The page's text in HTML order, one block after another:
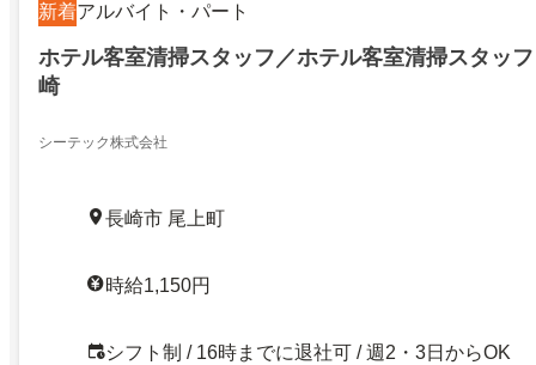
新着アルバイト・パート
ホテル客室清掃スタッフ／ホテル客室清掃スタッ
崎
シーテック株式会社
長崎市 尾上町
時給1,150円
シフト制 / 16時までに退社可 / 週2・3日からOK